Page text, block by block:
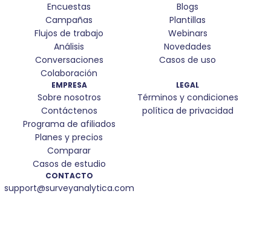
Encuestas
Campañas
Flujos de trabajo
Análisis
Conversaciones
Colaboración
Blogs
Plantillas
Webinars
Novedades
Casos de uso
EMPRESA
Sobre nosotros
Contáctenos
Programa de afiliados
Planes y precios
Comparar
Casos de estudio
LEGAL
Términos y condiciones
política de privacidad
CONTACTO
support@surveyanalytica.com